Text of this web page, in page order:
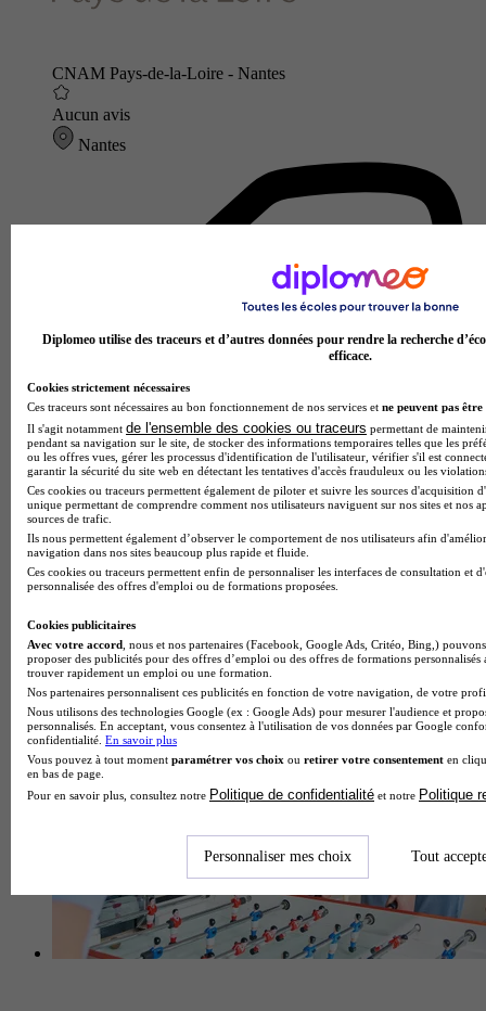
CNAM Pays-de-la-Loire - Nantes
Aucun avis
Nantes
Centre de formation professionnelle
Diplomeo utilise des traceurs et d’autres données pour rendre la recherche
efficace.
Cookies strictement nécessaires
Ces traceurs sont nécessaires au bon fonctionnement de nos services et ne peuvent pas être
Il s'agit notamment de l'ensemble des cookies ou traceurs permettant de
pendant sa navigation sur le site, de stocker des informations temporaires telles que les
ou les offres vues, gérer les processus d'identification de l'utilisateur, vérifier s'il est
garantir la sécurité du site web en détectant les tentatives d'accès frauduleux ou les
Ces cookies ou traceurs permettent également de piloter et suivre les sources d'acquisition
unique permettant de comprendre comment nos utilisateurs naviguent sur nos sites et nos
sources de trafic.
Ils nous permettent également d’observer le comportement de nos utilisateurs afin
navigation dans nos sites beaucoup plus rapide et fluide.
Ces cookies ou traceurs permettent enfin de personnaliser les interfaces de consultation et
personnalisée des offres d'emploi ou de formations proposées.
Cookies publicitaires
Avec votre accord , nous et nos partenaires (Facebook, Google Ads, Critéo, Bing,)
proposer des publicités pour des offres d’emploi ou des offres de formations
trouver rapidement un emploi ou une formation.
Nos partenaires personnalisent ces publicités en fonction de votre navigation, de votre
Nous utilisons des technologies Google (ex : Google Ads) pour mesurer l'audience et
personnalisés. En acceptant, vous consentez à l'utilisation de vos données par Google
confidentialité. En savoir plus
Vous pouvez à tout moment paramétrer vos choix ou retirer votre consentement en
en bas de page.
Pour en savoir plus, consultez notre Politique de confidentialité et notre Politique
Personnaliser mes choix Tout